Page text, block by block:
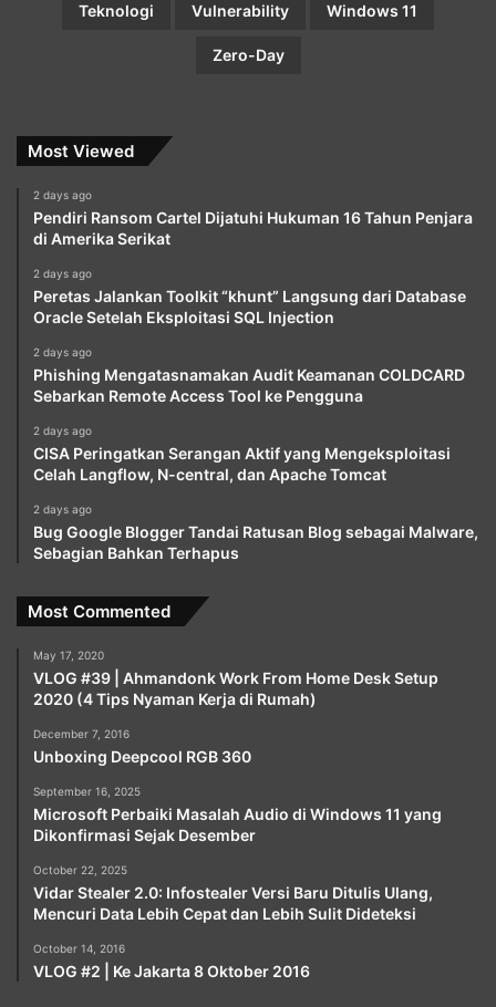
Teknologi Vulnerability Windows 11
Zero-Day
Most Viewed
2 days ago
Pendiri Ransom Cartel Dijatuhi Hukuman 16 Tahun Penjara
di Amerika Serikat
2 days ago
Peretas Jalankan Toolkit “khunt” Langsung dari Database
Oracle Setelah Eksploitasi SQL Injection
2 days ago
Phishing Mengatasnamakan Audit Keamanan COLDCARD
Sebarkan Remote Access Tool ke Pengguna
2 days ago
CISA Peringatkan Serangan Aktif yang Mengeksploitasi
Celah Langflow, N-central, dan Apache Tomcat
2 days ago
Bug Google Blogger Tandai Ratusan Blog sebagai Malware,
Sebagian Bahkan Terhapus
Most Commented
May 17, 2020
VLOG #39 | Ahmandonk Work From Home Desk Setup
2020 (4 Tips Nyaman Kerja di Rumah)
December 7, 2016
Unboxing Deepcool RGB 360
September 16, 2025
Microsoft Perbaiki Masalah Audio di Windows 11 yang
Dikonfirmasi Sejak Desember
October 22, 2025
Vidar Stealer 2.0: Infostealer Versi Baru Ditulis Ulang,
Mencuri Data Lebih Cepat dan Lebih Sulit Dideteksi
October 14, 2016
VLOG #2 | Ke Jakarta 8 Oktober 2016